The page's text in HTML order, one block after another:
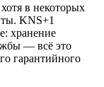
хотя в некоторых
KNS+1
хранение
— всё это
гарантийного